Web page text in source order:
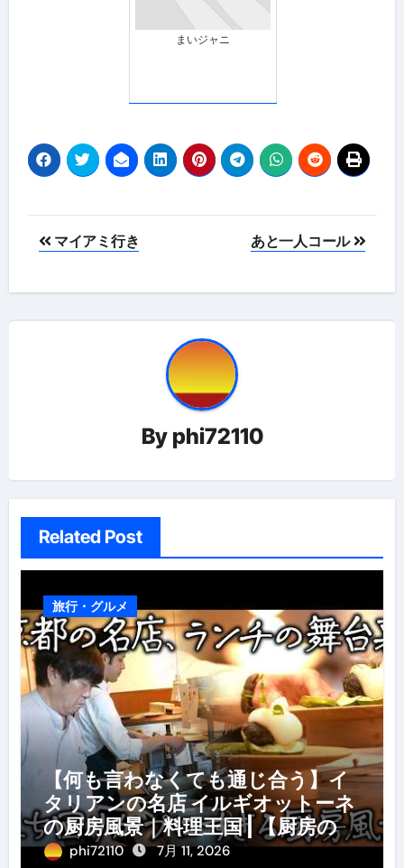
まいジャニ
投
ョ
ン
マイアミ行き あと一人コール
By phi72110
Related Post
旅行・グルメ
【何も言わなくても通じ合う】イ
タリアンの名店 イルギオットーネ
の厨房風景｜料理王国 | 【厨房の世
界】【イタリアン】【営業風景】
phi72110 7月 11, 2026